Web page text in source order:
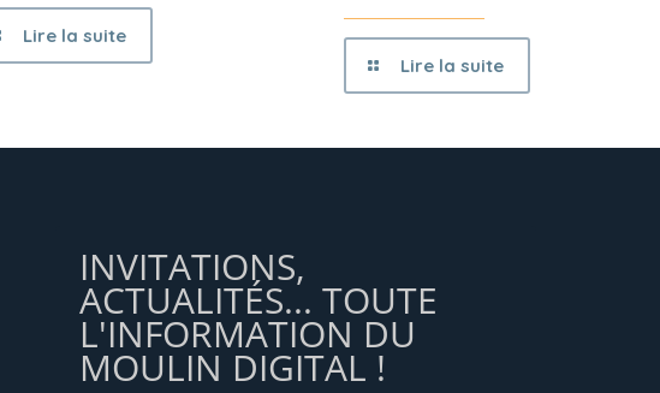
Lire la suite
Lire la suite
INVITATIONS,
ACTUALITÉS... TOUTE
L'INFORMATION DU
MOULIN DIGITAL !